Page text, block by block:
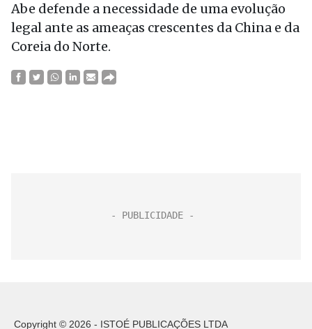
Abe defende a necessidade de uma evolução
legal ante as ameaças crescentes da China e da
Coreia do Norte.
Copyright © 2026 - ISTOÉ PUBLICAÇÕES LTDA